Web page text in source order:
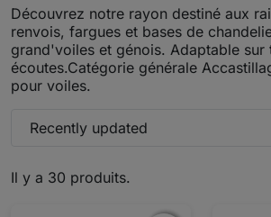
Découvrez notre rayon destiné aux
renvois, fargues et bases de
grand'voiles et génois. Adaptable sur
écoutes.Catégorie générale
pour voiles.
Il y a 30 produits.
Recently updated